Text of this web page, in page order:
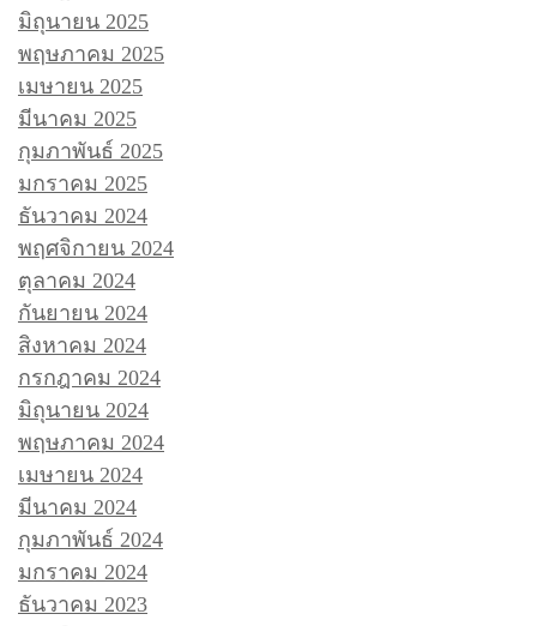
มิถุนายน 2025
พฤษภาคม 2025
เมษายน 2025
มีนาคม 2025
กุมภาพันธ์ 2025
มกราคม 2025
ธันวาคม 2024
พฤศจิกายน 2024
ตุลาคม 2024
กันยายน 2024
สิงหาคม 2024
กรกฎาคม 2024
มิถุนายน 2024
พฤษภาคม 2024
เมษายน 2024
มีนาคม 2024
กุมภาพันธ์ 2024
มกราคม 2024
ธันวาคม 2023